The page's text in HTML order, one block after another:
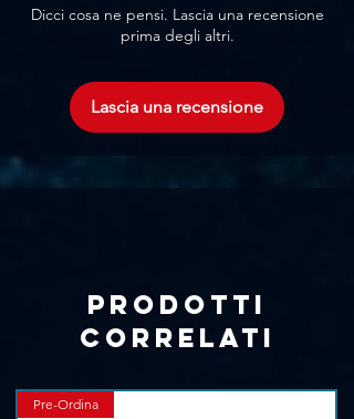
Requisiti di alimentazione: 100-240V
Peso: 5kg
Dimensioni: 482, x 190,5 x 139,7mm
Dicci cosa ne pensi. Lascia una recensione
prima degli altri.
Lascia una recensione
Prodotti
correlati
Pre-Ordina